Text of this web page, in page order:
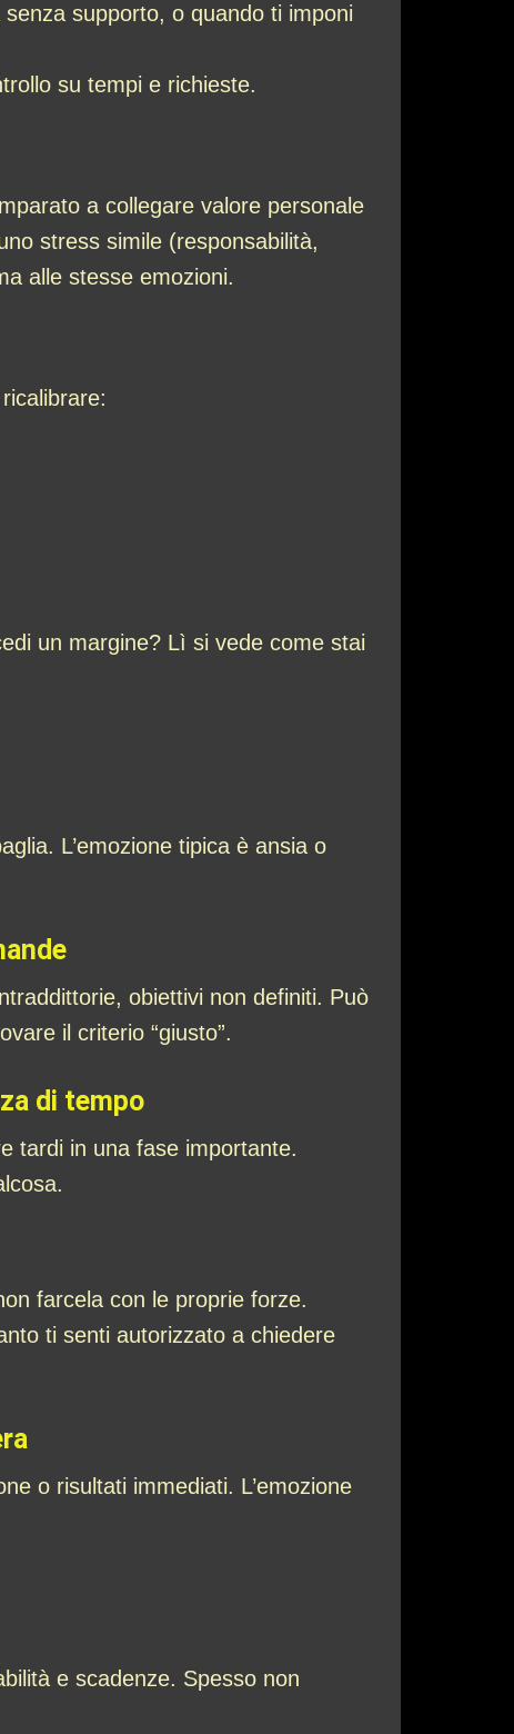
supporto, o quando ti imponi
su tempi e richieste.
a collegare valore personale
stress simile (responsabilità,
alle stesse emozioni.
un margine? Lì si vede come stai
L’emozione tipica è ansia o
obiettivi non definiti. Può
il criterio “giusto”.
di tempo
tardi in una fase importante.
farcela con le proprie forze.
ti senti autorizzato a chiedere
o risultati immediati. L’emozione
e scadenze. Spesso non